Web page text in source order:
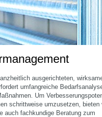
ausgerichteten,
umfangreiche
Um
schrittweise umzusetzen, bieten
auch fachkundige Beratung zum